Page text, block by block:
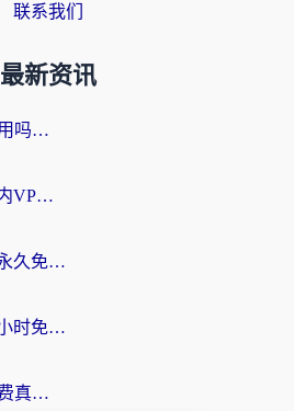
联系我们
最新资讯
海外党必看：穿梭VPN好用吗？和云帆VPN对比哪个回国效果更好？附真实测评+避坑指南
海外党必看：如何选对国内VPN，实现无缝访问国内资源？
海外党必看：加速器下载永久免费版真的存在吗？教你无缝访问国内资源的正确姿势
海外党自救指南：用一个小时免费加速器，轻松打破国内资源访问壁垒？
海外党必看：中国VPN免费真的靠谱吗？手把手教你选对回国加速器